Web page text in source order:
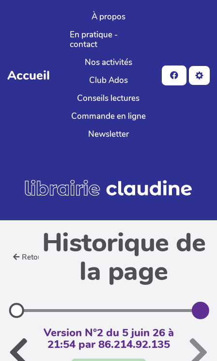
Aller au contenu principal
Accueil
À propos
En pratique -
contact
Nos activités
Club Ados
Conseils lectures
Commande en ligne
Newsletter
Retour Historique de
la page
Version N°2 du 5 juin 26 à
21:54 par 86.214.92.135